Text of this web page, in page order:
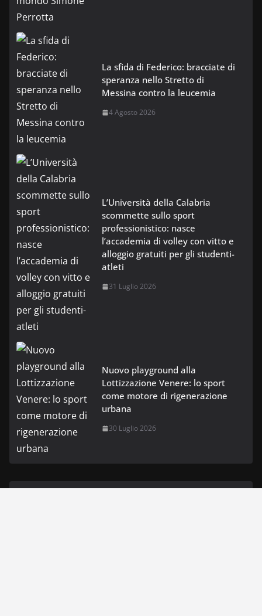
La sfida di Federico: bracciate di
speranza nello Stretto di
Messina contro la leucemia
4 Agosto 2026
L’Università della Calabria
scommette sullo sport
professionistico: nasce
l’accademia di volley con vitto e
alloggio gratuiti per gli studenti-
atleti
31 Luglio 2026
Nuovo playground alla
Lottizzazione Venere: lo sport
come motore di rigenerazione
urbana
30 Luglio 2026